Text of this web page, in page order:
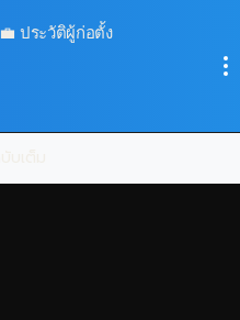
ประวัติผู้ก่อตั้ง